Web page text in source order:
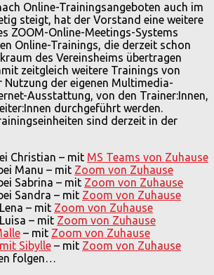
Online-Trainingsangeboten auch im
steigt, hat der Vorstand eine weitere
ZOOM-Online-Meetings-Systems
Online-Trainings, die derzeit schon
des Vereinsheims übertragen
zeitgleich weitere Trainings von
Nutzung der eigenen Multimedia-
Ausstattung, von den Trainer:Innen,
durchgeführt werden.
sind derzeit in der
Christian – mit MS Teams von Zuhause
Manu – mit Zoom von Zuhause
Sabrina – mit Zoom von Zuhause
Sandra – mit Zoom von Zuhause
– mit Zoom von Zuhause
– mit Zoom von Zuhause
– mit Zoom von Zuhause
Sibylle – mit Zoom von Zuhause
folgen…